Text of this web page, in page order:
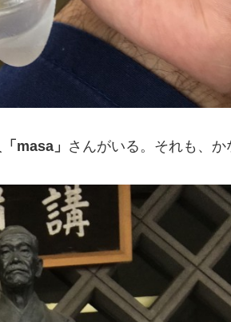
「masa」 さんがいる。それも、か